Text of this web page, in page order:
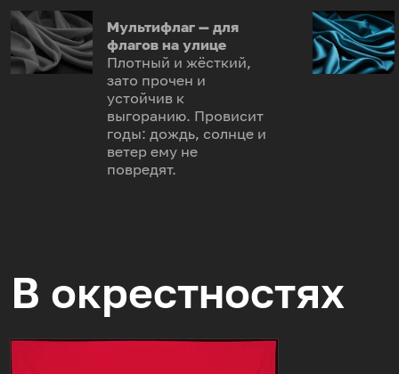
Мультифлаг — для
флагов на улице
Плотный и жёсткий,
зато прочен и
устойчив к
выгоранию. Провисит
годы: дождь, солнце и
ветер ему не
повредят.
В окрестностях